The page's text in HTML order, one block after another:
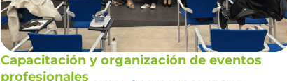
Capacitación y organización de eventos
profesionales